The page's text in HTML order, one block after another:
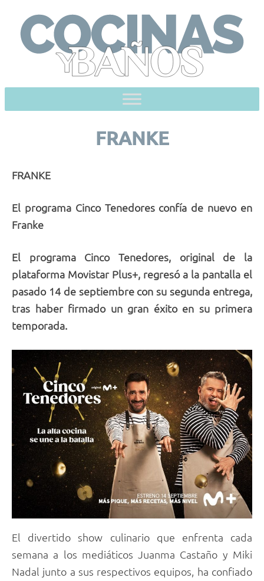
content
FRANKE
FRANKE
El programa Cinco Tenedores confía de nuevo en
Franke
El programa Cinco Tenedores, original de la
plataforma Movistar Plus+, regresó a la pantalla el
pasado 14 de septiembre con su segunda entrega,
tras haber firmado un gran éxito en su primera
temporada.
El divertido show culinario que enfrenta cada
semana a los mediáticos Juanma Castaño y Miki
Nadal junto a sus respectivos equipos, ha confiado